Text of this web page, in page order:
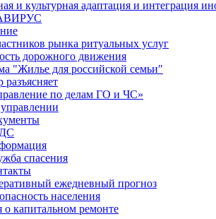
и культурная адаптация и интеграция
рынка ритуальных услуг
дорожного движения
"Жилье для российской семьи"
по делам ГО и ЧС»
спасения
ежедневный прогноз
населения
о капитальном ремонте